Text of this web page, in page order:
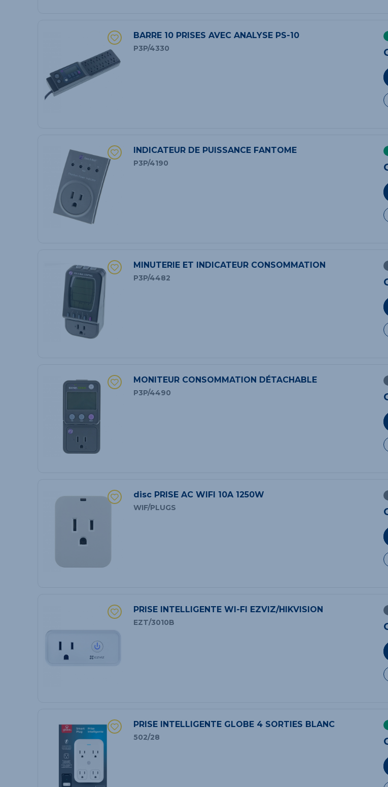
BARRE 10 PRISES AVEC ANALYSE PS-10
P3P/4330
INDICATEUR DE PUISSANCE FANTOME
P3P/4190
MINUTERIE ET INDICATEUR CONSOMMATION
P3P/4482
MONITEUR CONSOMMATION DÉTACHABLE
P3P/4490
disc PRISE AC WIFI 10A 1250W
WIF/PLUGS
PRISE INTELLIGENTE WI-FI EZVIZ/HIKVISION
EZT/3010B
PRISE INTELLIGENTE GLOBE 4 SORTIES BLANC
502/28